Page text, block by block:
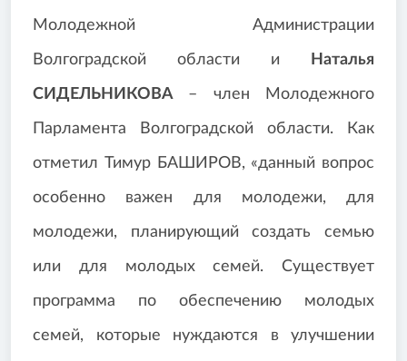
Молодежной Администрации
Волгоградской области и Наталья
СИДЕЛЬНИКОВА– член Молодежного
Парламента Волгоградской области. Как
отметил Тимур БАШИРОВ, «данный вопрос
особенно важен для молодежи, для
молодежи, планирующий создать семью
или для молодых семей. Существует
программа по обеспечению молодых
семей, которые нуждаются в улучшении